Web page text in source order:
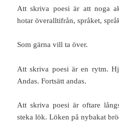
Att skriva poesi är att noga
hotar överalltifrån, språket,
Som gärna vill ta över.
Att skriva poesi är en rytm.
Andas. Fortsätt andas.
Att skriva poesi är oftare
steka lök. Löken på nybakat